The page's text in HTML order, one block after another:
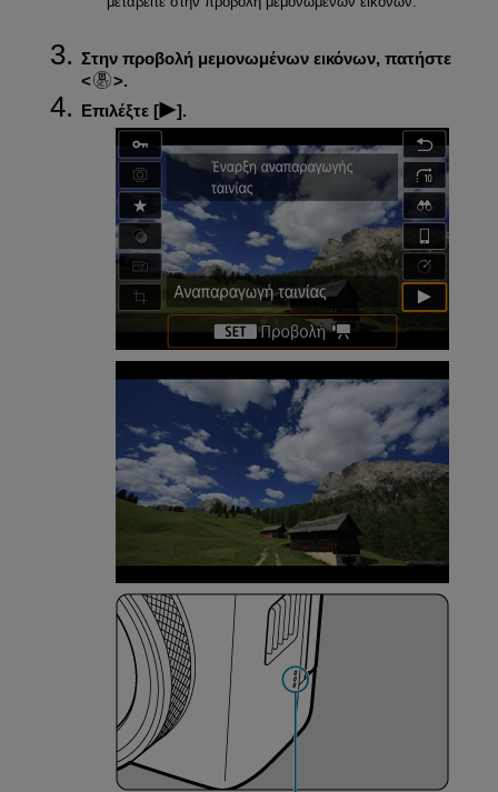
Στην προβολή μεμονωμένων εικόνων, πατήστε
.
Επιλέξτε [
].